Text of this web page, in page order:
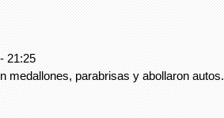
21:25
medallones, parabrisas y abollaron autos.